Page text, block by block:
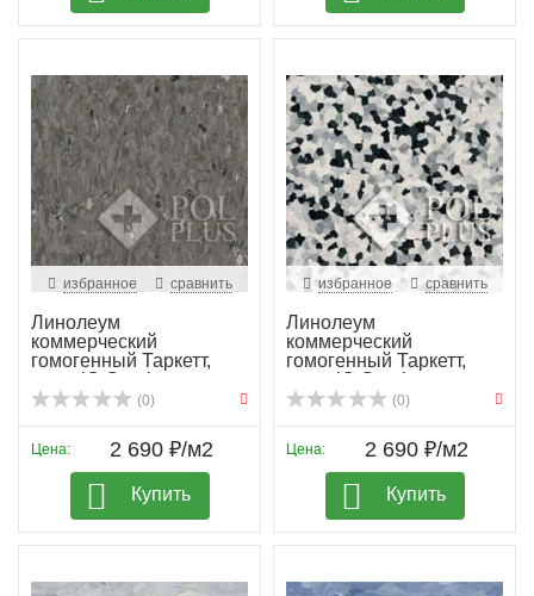
избранное сравнить
Линолеум
коммерческий
гомогенный Таркетт,
колл. iQ Granit...
(0)
Цена: 2 690 ₽/м2
Купить
избранное сравнить
Линолеум
коммерческий
гомогенный Таркетт,
колл. iQ Granit...
(0)
Цена: 2 690 ₽/м2
Купить